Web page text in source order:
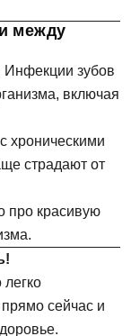
между
Инфекции зубов
включая
хроническими
страдают от
про красивую
сейчас и
время